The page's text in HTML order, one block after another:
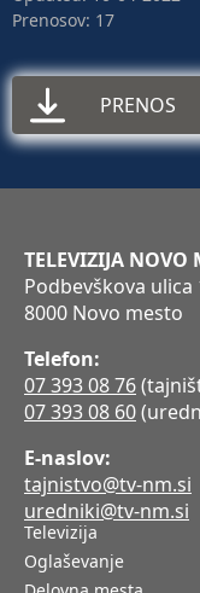
Prenosov: 17
PRENOS
TELEVIZIJA NOVO
Podbevškova ulica
8000 Novo mesto
Telefon:
07 393 08 76
07 393 08 60
E-naslov:
tajnistvo@tv-nm.si
uredniki@tv-nm.si
Televizija
Oglaševanje